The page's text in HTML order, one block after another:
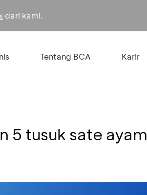
dari kami.
Tentang BCA Karir
5 tusuk sate ayam